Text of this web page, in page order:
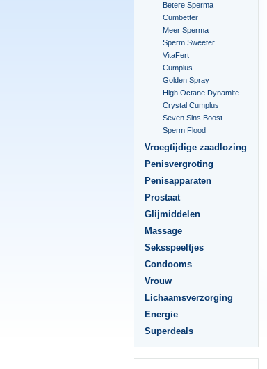
Betere Sperma
Cumbetter
Meer Sperma
Sperm Sweeter
VitaFert
Cumplus
Golden Spray
High Octane Dynamite
Crystal Cumplus
Seven Sins Boost
Sperm Flood
Vroegtijdige zaadlozing
Penisvergroting
Penisapparaten
Prostaat
Glijmiddelen
Massage
Seksspeeltjes
Condooms
Vrouw
Lichaamsverzorging
Energie
Superdeals